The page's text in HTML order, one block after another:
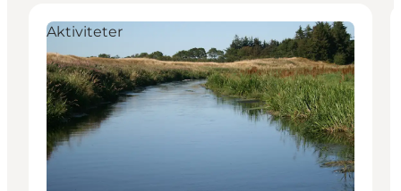
Aktiviteter